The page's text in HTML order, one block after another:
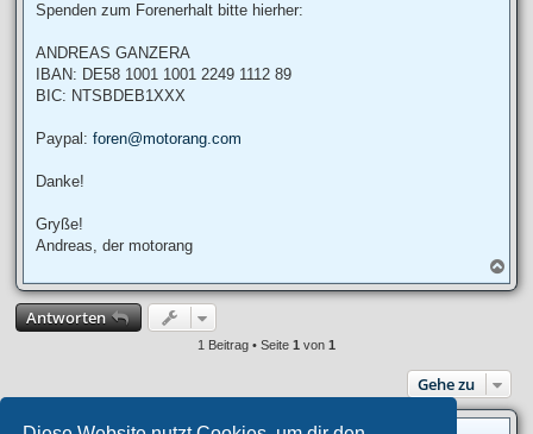
Spenden zum Forenerhalt bitte hierher:
ANDREAS GANZERA
IBAN: DE58 1001 1001 2249 1112 89
BIC: NTSBDEB1XXX
Paypal: foren@motorang.com
Danke!
Gryße!
Andreas, der motorang
a
c
Antworten
1 Beitrag • Seite 1 von 1
Gehe zu